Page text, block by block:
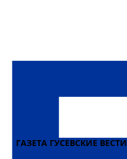
ГАЗЕТА ГУСЕВСКИЕ ВЕСТИ